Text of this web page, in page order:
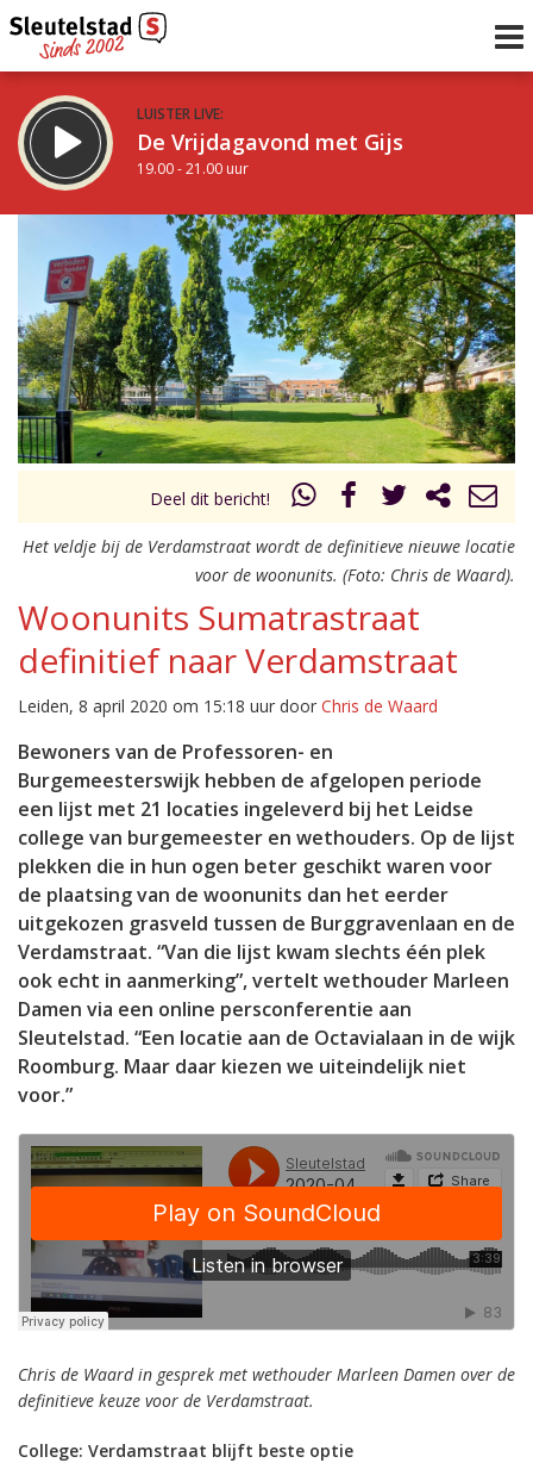
LUISTER LIVE:
De Vrijdagavond met Gijs
19.00 - 21.00 uur
De avond van Sleutelstad
21.00 - 0.00 uur
Vorig uur
uur 1 van 0 Volgend uur
Inklappen
Deel dit bericht!
Het veldje bij de Verdamstraat wordt de definitieve nieuwe locatie
voor de woonunits. (Foto: Chris de Waard).
Woonunits Sumatrastraat
definitief naar Verdamstraat
Leiden, 8 april 2020 om 15:18 uur door Chris de Waard
Bewoners van de Professoren- en
Burgemeesterswijk hebben de afgelopen periode
een lijst met 21 locaties ingeleverd bij het Leidse
college van burgemeester en wethouders. Op de lijst
plekken die in hun ogen beter geschikt waren voor
de plaatsing van de woonunits dan het eerder
uitgekozen grasveld tussen de Burggravenlaan en de
Verdamstraat. “Van die lijst kwam slechts één plek
ook echt in aanmerking”, vertelt wethouder Marleen
Damen via een online persconferentie aan
Sleutelstad. “Een locatie aan de Octavialaan in de wijk
Roomburg. Maar daar kiezen we uiteindelijk niet
voor.”
Chris de Waard in gesprek met wethouder Marleen Damen over de
definitieve keuze voor de Verdamstraat.
College: Verdamstraat blijft beste optie